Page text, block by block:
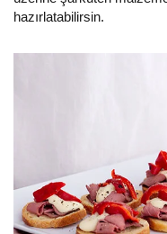
hazırlatabilirsin.